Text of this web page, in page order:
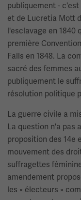
publiquement -
et de Lucretia Mott
l'esclavage en 1840
première
Falls en 1848. La
sacré des femmes
publiquement le
résolution politique
La guerre civile a
La question n'a pas
proposition des 14e
mouvement des
suffragettes
amendement
les « électeurs »